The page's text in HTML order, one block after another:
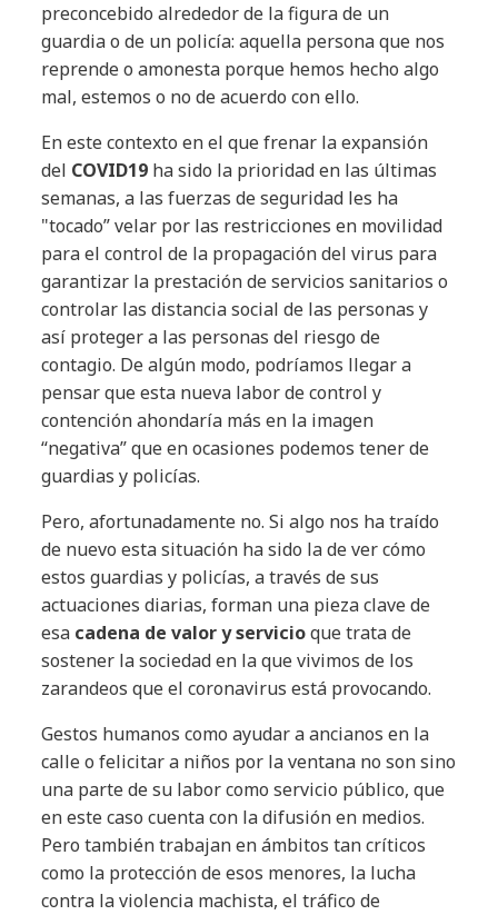
preconcebido alrededor de la figura de un
guardia o de un policía: aquella persona que nos
reprende o amonesta porque hemos hecho algo
mal, estemos o no de acuerdo con ello.
En este contexto en el que frenar la expansión
del COVID19 ha sido la prioridad en las últimas
semanas, a las fuerzas de seguridad les ha
"tocado” velar por las restricciones en movilidad
para el control de la propagación del virus para
garantizar la prestación de servicios sanitarios o
controlar las distancia social de las personas y
así proteger a las personas del riesgo de
contagio. De algún modo, podríamos llegar a
pensar que esta nueva labor de control y
contención ahondaría más en la imagen
“negativa” que en ocasiones podemos tener de
guardias y policías.
Pero, afortunadamente no. Si algo nos ha traído
de nuevo esta situación ha sido la de ver cómo
estos guardias y policías, a través de sus
actuaciones diarias, forman una pieza clave de
esa cadena de valor y servicioque trata de
sostener la sociedad en la que vivimos de los
zarandeos que el coronavirus está provocando.
Gestos humanos como ayudar a ancianos en la
calle o felicitar a niños por la ventana no son sino
una parte de su labor como servicio público, que
en este caso cuenta con la difusión en medios.
Pero también trabajan en ámbitos tan críticos
como la protección de esos menores, la lucha
contra la violencia machista, el tráfico de